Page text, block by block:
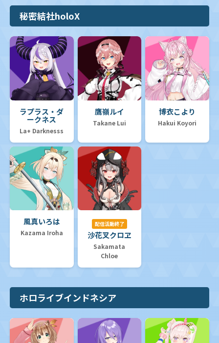
秘密結社holoX
ラプラス・ダ
ークネス
La+ Darknesss
鷹嶺ルイ
Takane Lui
博衣こより
Hakui Koyori
風真いろは
Kazama Iroha
配信活動終了
沙花叉クロヱ
Sakamata
Chloe
ホロライブインドネシア